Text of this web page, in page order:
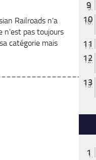
Railroads n’a
n’est pas toujours
catégorie mais